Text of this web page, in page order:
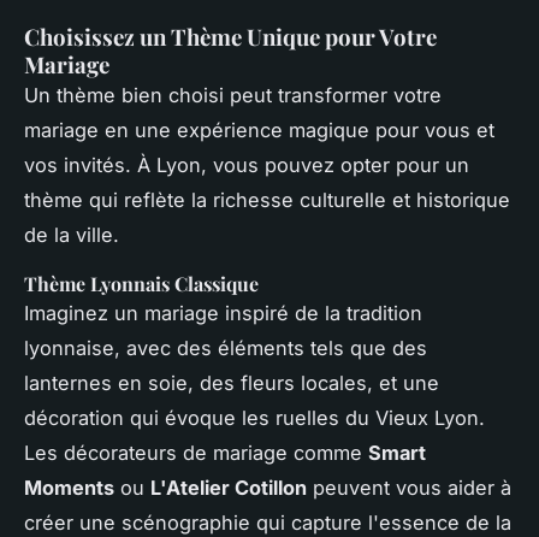
Choisissez un Thème Unique pour Votre
Mariage
Un thème bien choisi peut transformer votre
mariage en une expérience magique pour vous et
vos invités. À Lyon, vous pouvez opter pour un
thème qui reflète la richesse culturelle et historique
de la ville.
Thème Lyonnais Classique
Imaginez un mariage inspiré de la tradition
lyonnaise, avec des éléments tels que des
lanternes en soie, des fleurs locales, et une
décoration qui évoque les ruelles du Vieux Lyon.
Les décorateurs de mariage comme Smart
Moments ou L'Atelier Cotillon peuvent vous aider à
créer une scénographie qui capture l'essence de la